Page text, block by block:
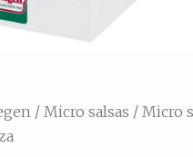
/ Micro salsas / Micro